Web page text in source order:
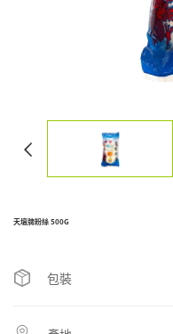
天壇牌粉絲 500G
包裝